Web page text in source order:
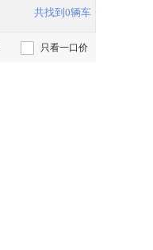
共找到0辆车
只看一口价